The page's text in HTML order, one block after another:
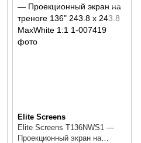
Elite Screens
Elite Screens T136NWS1 —
Проекционный экран на